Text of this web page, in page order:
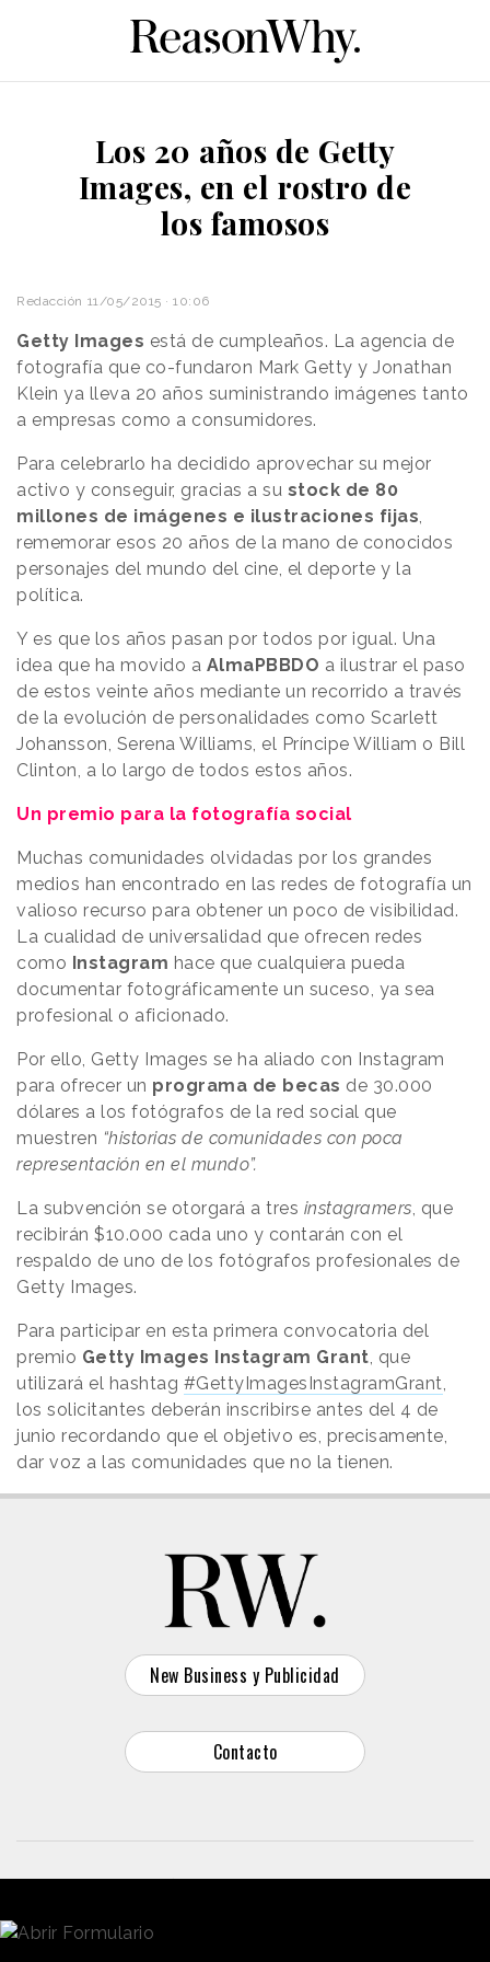
Los 20 años de Getty
Images, en el rostro de
los famosos
Redacción 11/05/2015 · 10:06
Getty Images está de cumpleaños. La agencia de
fotografía que co-fundaron Mark Getty y Jonathan
Klein ya lleva 20 años suministrando imágenes tanto
a empresas como a consumidores.
Para celebrarlo ha decidido aprovechar su mejor
activo y conseguir, gracias a su stock de 80
millones de imágenes e ilustraciones fijas
rememorar esos 20 años de la mano de conocidos
personajes del mundo del cine, el deporte y la
política.
Y es que los años pasan por todos por igual. Una
idea que ha movido a AlmaPBBDO a ilustrar el paso
de estos veinte años mediante un recorrido a través
de la evolución de personalidades como Scarlett
Johansson, Serena Williams, el Príncipe William o Bill
Clinton, a lo largo de todos estos años.
Un premio para la fotografía social
Muchas comunidades olvidadas por los grandes
medios han encontrado en las redes de fotografía un
valioso recurso para obtener un poco de visibilidad.
La cualidad de universalidad que ofrecen redes
como Instagram hace que cualquiera pueda
documentar fotográficamente un suceso, ya sea
profesional o aficionado.
Por ello, Getty Images se ha aliado con Instagram
para ofrecer un programa de becas de 30.000
dólares a los fotógrafos de la red social que
muestren “historias de comunidades con poca
representación en el mundo”.
La subvención se otorgará a tres instagramers , que
recibirán $10.000 cada uno y contarán con el
respaldo de uno de los fotógrafos profesionales de
Getty Images.
Para participar en esta primera convocatoria del
premio Getty Images Instagram Grant , que
utilizará el hashtag #GettyImagesInstagramGrant
los solicitantes deberán inscribirse antes del 4 de
junio recordando que el objetivo es, precisamente,
dar voz a las comunidades que no la tienen.
New Business y Publicidad
Contacto
© 2026 Reason Why
Dirección: